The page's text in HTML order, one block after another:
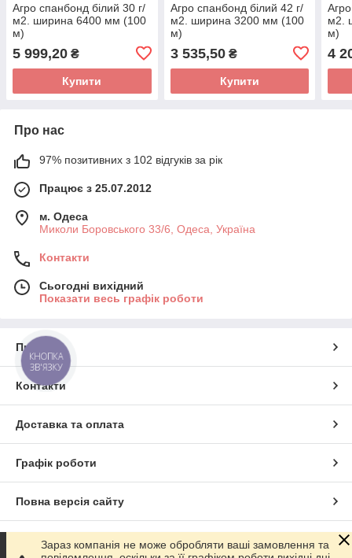
Агро спанбонд білий 30 г/
м2. ширина 6400 мм (100
м)
5 999,20 ₴
Купити
Агро спанбонд білий 42 г/
м2. ширина 3200 мм (100
м)
3 535,50₴
Купити
м2.
м)
4
Про нас
97% позитивних з 102 відгуків за рік
Працює з 25.07.2012
м. Одеса
Миколи Боровського 33/6, Одеса, Україна
Контакти
Сьогодні вихідний
Показати весь графік роботи
Про нас
Контакти
Доставка та оплата
Графік роботи
Повна версія сайту
Сайт створено на маркетплейсі Prom.ua
Зараз компанія не може обробляти ваші замовлення та
КНОПКА
ЗВ'ЯЗКУ